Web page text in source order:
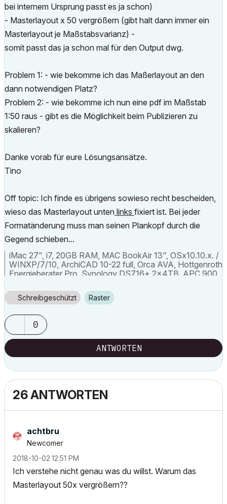
bei internem Ursprung passt es ja schon)
- Masterlayout x 50 vergrößern (gibt halt dann immer ein
Masterlayout je Maßstabsvarianz) -
somit passt das ja schon mal für den Output dwg.
Problem 1: - wie bekomme ich das Maßerlayout an den
dann notwendigen Platz?
Problem 2: - wie bekomme ich nun eine pdf im Maßstab
1:50 raus - gibt es die Möglichkeit beim Publizieren zu
skalieren?
Danke vorab für eure Lösungsansätze.
Tino
Off topic: Ich finde es übrigens sowieso recht bescheiden,
wieso das Masterlayout unten links fixiert ist. Bei jeder
Formatänderung muss man seinen Plankopf durch die
Gegend schieben...
iMac 27", i7, 20GB RAM, MAC BookAir 13", OSx10.10.x. /
WINXP/7/10, ArchiCAD 10-22 full, Orca AVA, Hottgenroth
Energieberater Pro, Synology DS716+ 2x4TB, APC 900
Schreibgeschützt Raster
0
ANTWORTEN
26 ANTWORTEN
achtbru
Newcomer
‎2018-10-02 12:51 PM
Ich verstehe nicht genau was du willst. Warum das
Masterlayout 50x vergrößern??